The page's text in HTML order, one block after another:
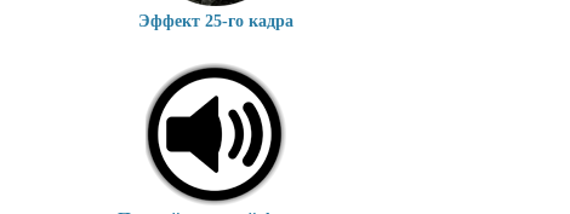
Эффект 25-го кадра